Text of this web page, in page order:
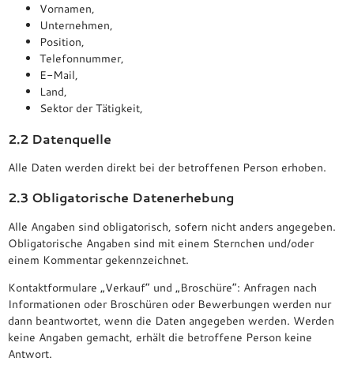
Vornamen,
Unternehmen,
Position,
Telefonnummer,
E-Mail,
Land,
Sektor der Tätigkeit,
2.2 Datenquelle
Alle Daten werden direkt bei der betroffenen Person erhoben.
2.3 Obligatorische Datenerhebung
Alle Angaben sind obligatorisch, sofern nicht anders angegeben.
Obligatorische Angaben sind mit einem Sternchen und/oder
einem Kommentar gekennzeichnet.
Kontaktformulare „Verkauf“ und „Broschüre“: Anfragen nach
Informationen oder Broschüren oder Bewerbungen werden nur
dann beantwortet, wenn die Daten angegeben werden. Werden
keine Angaben gemacht, erhält die betroffene Person keine
Antwort.